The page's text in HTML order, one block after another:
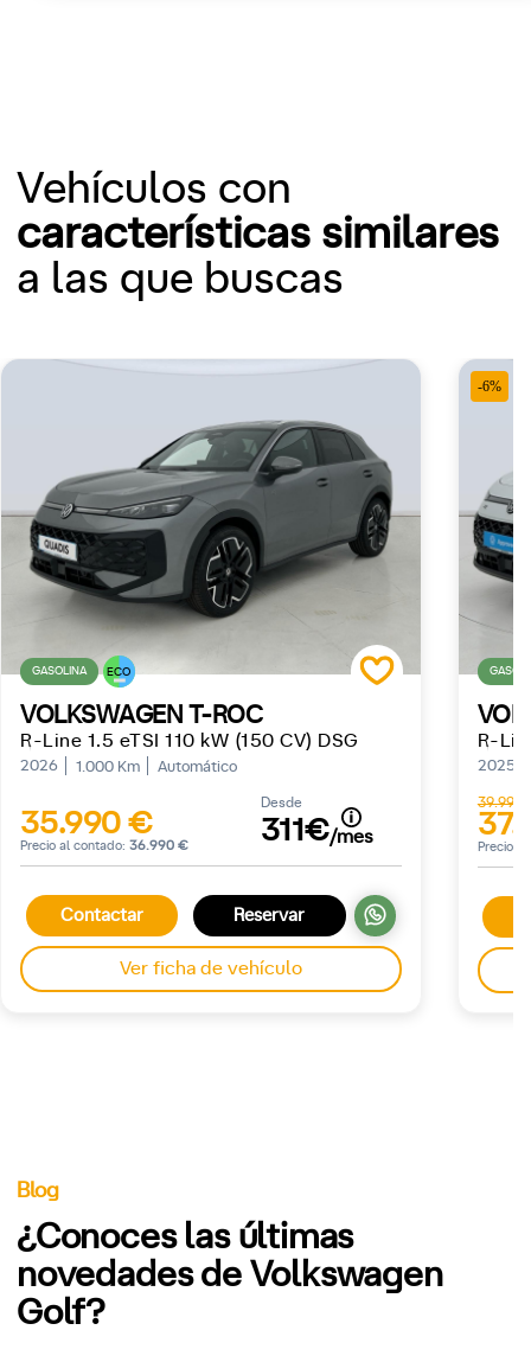
Vehículos con
características similares
a las que buscas
GASOLINA ECO
VOLKSWAGEN T-ROC
R-Line 1.5 eTSI 110 kW (150 CV) DSG
2026 1.000 Km Automático
35.990 €
Precio al contado: 36.990 €
Desde
311€/mes
Contactar Reservar
Ver ficha de vehículo
-6%
2025
39.990
Precio
Blog
¿Conoces las últimas
novedades de Volkswagen
Golf?